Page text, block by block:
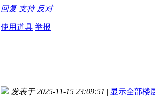
回复 支持 反对
使用道具 举报
发表于 2025-11-15 23:09:51 | 显示全部楼